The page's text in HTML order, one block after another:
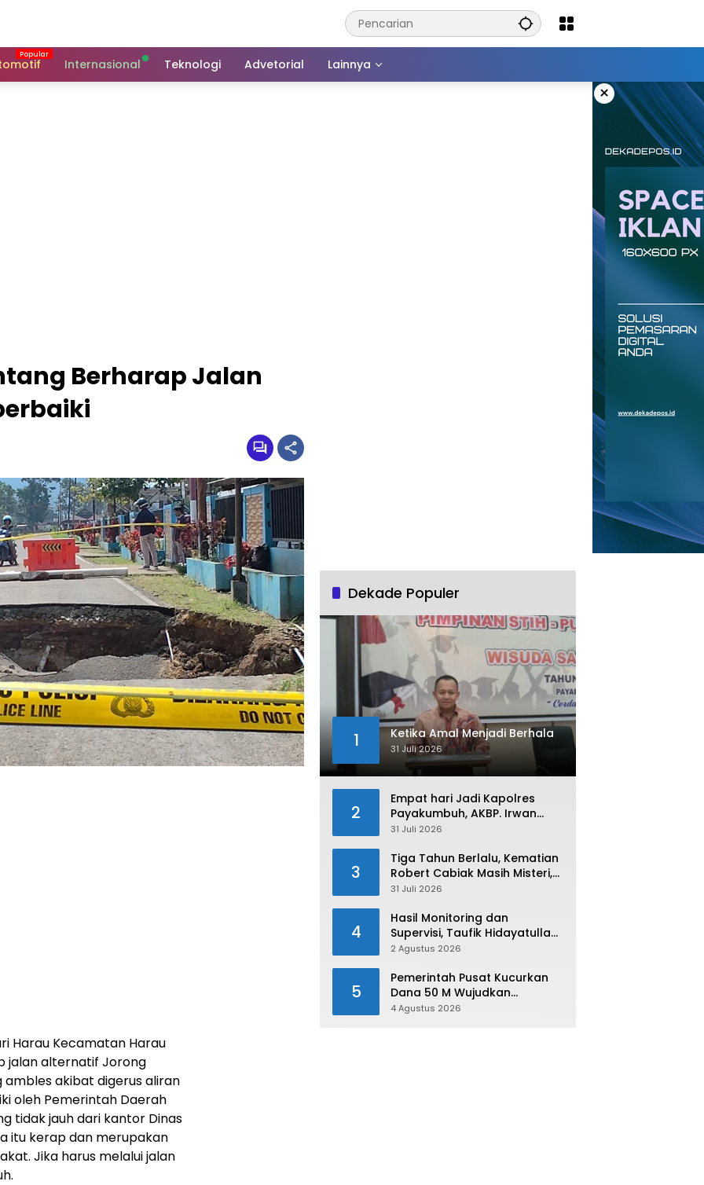
Internasional Teknologi Advetorial Lainnya
×
Berharap Jalan
Harau Kecamatan Harau
jalan alternatif Jorong
ambles akibat digerus aliran
oleh Pemerintah Daerah
tidak jauh dari kantor Dinas
itu kerap dan merupakan
Jika harus melalui jalan
Dekade Populer
1 Ketika Amal Menjadi Berhala
31 Juli 2026
2
Empat hari Jadi Kapolres
Payakumbuh, AKBP. Irwan
Andeta Langsung Sambangi
31 Juli 2026
3
Tiga Tahun Berlalu, Kematian
Robert Cabiak Masih Misteri,
AKBP. Irwan : Jadi Atensi Kita
31 Juli 2026
4
Hasil Monitoring dan
Supervisi, Taufik Hidayatullah:
Limapuluh Kota Siap Kirimkan
Porprov Sumbar 2026
2 Agustus 2026
5
Pemerintah Pusat Kucurkan
Dana 50 M Wujudkan
Swasembada dan Ketahanan
4 Agustus 2026